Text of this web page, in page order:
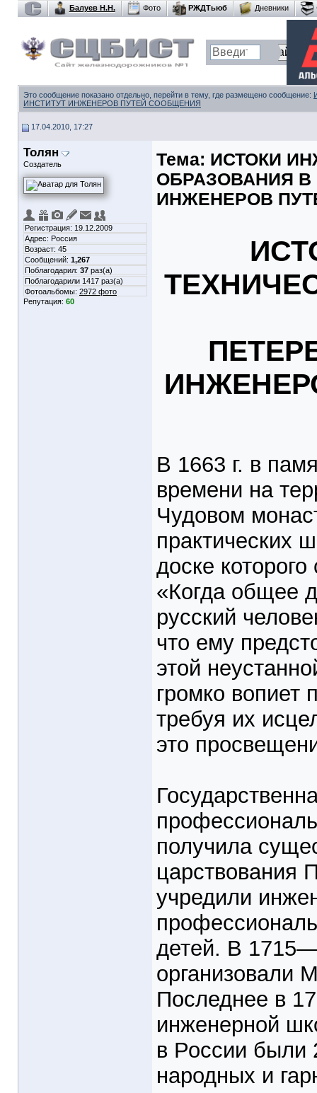
Балуев Н.Н. Фото РЖДТьюб Дневники
Это сообщение показано отдельно, перейти в тему, где размещено сообщение:
ИНСТИТУТ ИНЖЕНЕРОВ ПУТЕЙ СООБЩЕНИЯ
17.04.2010, 17:27
Толян
Создатель
Регистрация: 19.12.2009
Адрес: Россия
Возраст: 45
Сообщений: 1,267
Поблагодарил: 37 раз(а)
Поблагодарили 1417 раз(а)
Фотоальбомы: 2972 фото
Репутация: 60
Тема: ИСТОКИ
ОБРАЗОВАНИЯ В
ИНЖЕНЕРОВ
В 1663 г. в
времени на
Чудовом
практических
доске
«Когда общее
русский
что ему
этой
громко вопиет
требуя их
это
получила
царствования
учредили
детей. В
организовали
Последнее в
инженерной
в России были
народных и